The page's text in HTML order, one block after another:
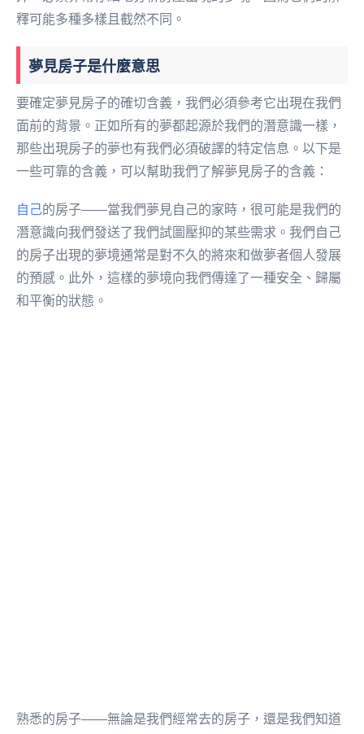
釋可能多種多樣且截然不同。
夢見房子是什麼意思
要確定夢見房子的確切含義，我們必須參考它出現在我們
面前的背景。正如所有的夢都起源於我們的潛意識一樣，
那些出現房子的夢也有我們必須破譯的特定信息。以下是
一些可靠的含義，可以幫助我們了解夢見房子的含義：
自己的房子——當我們夢見自己的家時，很可能是我們的
潛意識向我們發送了我們試圖壓抑的某些需求。我們自己
的房子出現的夢境通常是對不久的將來和做夢者個人發展
的預感。此外，這樣的夢境向我們傳達了一種安全、歸屬
和平衡的狀態。
熟悉的房子——無論是我們經常去的房子，還是我們知道